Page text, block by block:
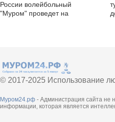
России волейбольный
"Муром" проведет на
© 2017-2025 Использование
Муром24.рф - Администрация сайта не
информации, которая является